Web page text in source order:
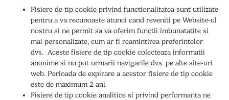
Fisiere de tip cookie privind functionalitatea sunt utilizate
pentru a va recunoaste atunci cand reveniti pe Website-ul
nostru si ne permit sa va oferim functii imbunatatite si
mai personalizate, cum ar fi reamintirea preferintelor
dvs. Aceste fisiere de tip cookie colecteaza informatii
anonime si nu pot urmarii navigarile dvs. pe alte site-uri
web. Perioada de expirare a acestor fisiere de tip cookie
este de maximum 2 ani.
Fisiere de tip cookie analitice si privind performanta ne